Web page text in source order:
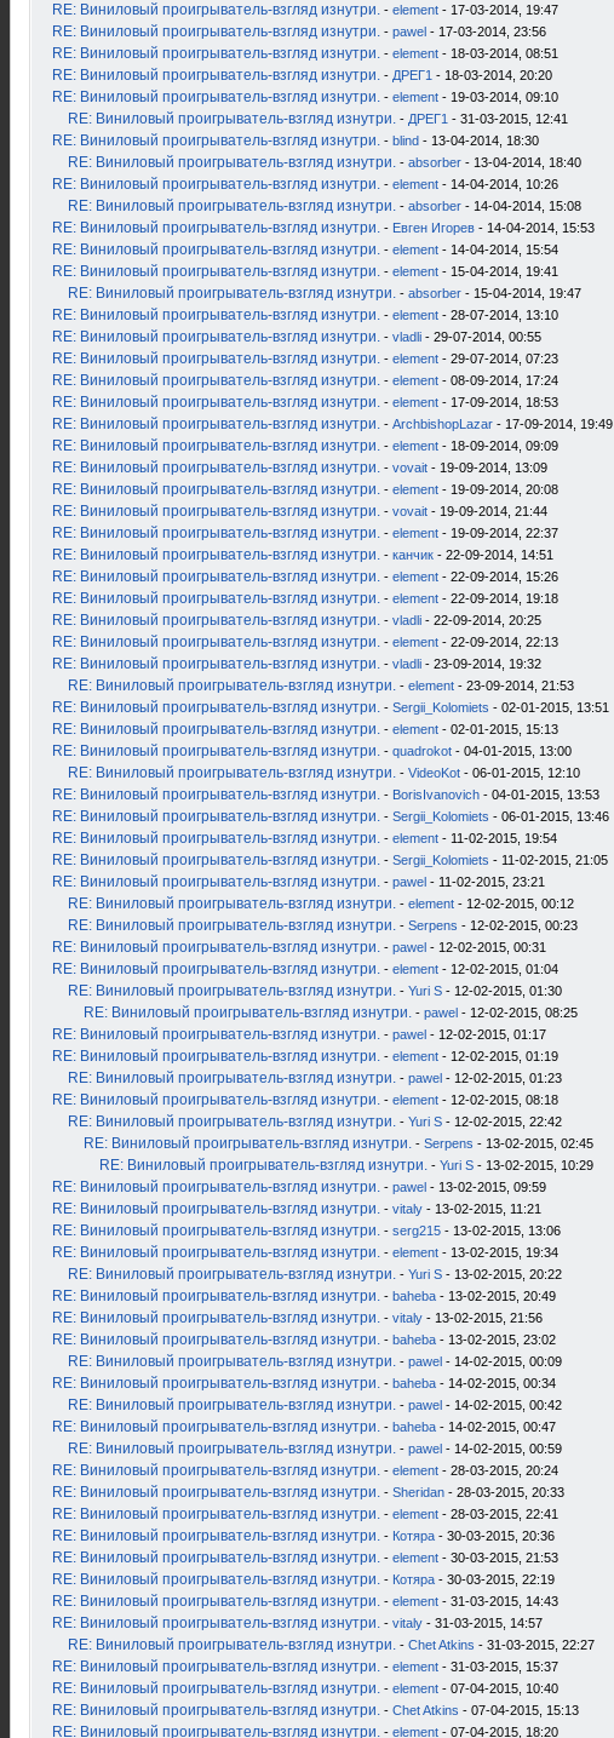
RE: Виниловый проигрыватель-взгляд изнутри. - element - 17-03-2014, 19:47
RE: Виниловый проигрыватель-взгляд изнутри. - pawel - 17-03-2014, 23:56
RE: Виниловый проигрыватель-взгляд изнутри. - element - 18-03-2014, 08:51
RE: Виниловый проигрыватель-взгляд изнутри. - ДРЕГ1 - 18-03-2014, 20:20
RE: Виниловый проигрыватель-взгляд изнутри. - element - 19-03-2014, 09:10
RE: Виниловый проигрыватель-взгляд изнутри. - ДРЕГ1 - 31-03-2015, 12:41
RE: Виниловый проигрыватель-взгляд изнутри. - blind - 13-04-2014, 18:30
RE: Виниловый проигрыватель-взгляд изнутри. - absorber - 13-04-2014, 18:40
RE: Виниловый проигрыватель-взгляд изнутри. - element - 14-04-2014, 10:26
RE: Виниловый проигрыватель-взгляд изнутри. - absorber - 14-04-2014, 15:08
RE: Виниловый проигрыватель-взгляд изнутри. - Евген Игорев - 14-04-2014, 15:53
RE: Виниловый проигрыватель-взгляд изнутри. - element - 14-04-2014, 15:54
RE: Виниловый проигрыватель-взгляд изнутри. - element - 15-04-2014, 19:41
RE: Виниловый проигрыватель-взгляд изнутри. - absorber - 15-04-2014, 19:47
RE: Виниловый проигрыватель-взгляд изнутри. - element - 28-07-2014, 13:10
RE: Виниловый проигрыватель-взгляд изнутри. - vladli - 29-07-2014, 00:55
RE: Виниловый проигрыватель-взгляд изнутри. - element - 29-07-2014, 07:23
RE: Виниловый проигрыватель-взгляд изнутри. - element - 08-09-2014, 17:24
RE: Виниловый проигрыватель-взгляд изнутри. - element - 17-09-2014, 18:53
RE: Виниловый проигрыватель-взгляд изнутри. - ArchbishopLazar - 17-09-2014, 19:49
RE: Виниловый проигрыватель-взгляд изнутри. - element - 18-09-2014, 09:09
RE: Виниловый проигрыватель-взгляд изнутри. - vovait - 19-09-2014, 13:09
RE: Виниловый проигрыватель-взгляд изнутри. - element - 19-09-2014, 20:08
RE: Виниловый проигрыватель-взгляд изнутри. - vovait - 19-09-2014, 21:44
RE: Виниловый проигрыватель-взгляд изнутри. - element - 19-09-2014, 22:37
RE: Виниловый проигрыватель-взгляд изнутри. - канчик - 22-09-2014, 14:51
RE: Виниловый проигрыватель-взгляд изнутри. - element - 22-09-2014, 15:26
RE: Виниловый проигрыватель-взгляд изнутри. - element - 22-09-2014, 19:18
RE: Виниловый проигрыватель-взгляд изнутри. - vladli - 22-09-2014, 20:25
RE: Виниловый проигрыватель-взгляд изнутри. - element - 22-09-2014, 22:13
RE: Виниловый проигрыватель-взгляд изнутри. - vladli - 23-09-2014, 19:32
RE: Виниловый проигрыватель-взгляд изнутри. - element - 23-09-2014, 21:53
RE: Виниловый проигрыватель-взгляд изнутри. - Sergii_Kolomiets - 02-01-2015, 13:51
RE: Виниловый проигрыватель-взгляд изнутри. - element - 02-01-2015, 15:13
RE: Виниловый проигрыватель-взгляд изнутри. - quadrokot - 04-01-2015, 13:00
RE: Виниловый проигрыватель-взгляд изнутри. - VideoKot - 06-01-2015, 12:10
RE: Виниловый проигрыватель-взгляд изнутри. - BorisIvanovich - 04-01-2015, 13:53
RE: Виниловый проигрыватель-взгляд изнутри. - Sergii_Kolomiets - 06-01-2015, 13:46
RE: Виниловый проигрыватель-взгляд изнутри. - element - 11-02-2015, 19:54
RE: Виниловый проигрыватель-взгляд изнутри. - Sergii_Kolomiets - 11-02-2015, 21:05
RE: Виниловый проигрыватель-взгляд изнутри. - pawel - 11-02-2015, 23:21
RE: Виниловый проигрыватель-взгляд изнутри. - element - 12-02-2015, 00:12
RE: Виниловый проигрыватель-взгляд изнутри. - Serpens - 12-02-2015, 00:23
RE: Виниловый проигрыватель-взгляд изнутри. - pawel - 12-02-2015, 00:31
RE: Виниловый проигрыватель-взгляд изнутри. - element - 12-02-2015, 01:04
RE: Виниловый проигрыватель-взгляд изнутри. - Yuri S - 12-02-2015, 01:30
RE: Виниловый проигрыватель-взгляд изнутри. - pawel - 12-02-2015, 08:25
RE: Виниловый проигрыватель-взгляд изнутри. - pawel - 12-02-2015, 01:17
RE: Виниловый проигрыватель-взгляд изнутри. - element - 12-02-2015, 01:19
RE: Виниловый проигрыватель-взгляд изнутри. - pawel - 12-02-2015, 01:23
RE: Виниловый проигрыватель-взгляд изнутри. - element - 12-02-2015, 08:18
RE: Виниловый проигрыватель-взгляд изнутри. - Yuri S - 12-02-2015, 22:42
RE: Виниловый проигрыватель-взгляд изнутри. - Serpens - 13-02-2015, 02:45
RE: Виниловый проигрыватель-взгляд изнутри. - Yuri S - 13-02-2015, 10:29
RE: Виниловый проигрыватель-взгляд изнутри. - pawel - 13-02-2015, 09:59
RE: Виниловый проигрыватель-взгляд изнутри. - vitaly - 13-02-2015, 11:21
RE: Виниловый проигрыватель-взгляд изнутри. - serg215 - 13-02-2015, 13:06
RE: Виниловый проигрыватель-взгляд изнутри. - element - 13-02-2015, 19:34
RE: Виниловый проигрыватель-взгляд изнутри. - Yuri S - 13-02-2015, 20:22
RE: Виниловый проигрыватель-взгляд изнутри. - baheba - 13-02-2015, 20:49
RE: Виниловый проигрыватель-взгляд изнутри. - vitaly - 13-02-2015, 21:56
RE: Виниловый проигрыватель-взгляд изнутри. - baheba - 13-02-2015, 23:02
RE: Виниловый проигрыватель-взгляд изнутри. - pawel - 14-02-2015, 00:09
RE: Виниловый проигрыватель-взгляд изнутри. - baheba - 14-02-2015, 00:34
RE: Виниловый проигрыватель-взгляд изнутри. - pawel - 14-02-2015, 00:42
RE: Виниловый проигрыватель-взгляд изнутри. - baheba - 14-02-2015, 00:47
RE: Виниловый проигрыватель-взгляд изнутри. - pawel - 14-02-2015, 00:59
RE: Виниловый проигрыватель-взгляд изнутри. - element - 28-03-2015, 20:24
RE: Виниловый проигрыватель-взгляд изнутри. - Sheridan - 28-03-2015, 20:33
RE: Виниловый проигрыватель-взгляд изнутри. - element - 28-03-2015, 22:41
RE: Виниловый проигрыватель-взгляд изнутри. - Котяра - 30-03-2015, 20:36
RE: Виниловый проигрыватель-взгляд изнутри. - element - 30-03-2015, 21:53
RE: Виниловый проигрыватель-взгляд изнутри. - Котяра - 30-03-2015, 22:19
RE: Виниловый проигрыватель-взгляд изнутри. - element - 31-03-2015, 14:43
RE: Виниловый проигрыватель-взгляд изнутри. - vitaly - 31-03-2015, 14:57
RE: Виниловый проигрыватель-взгляд изнутри. - Chet Atkins - 31-03-2015, 22:27
RE: Виниловый проигрыватель-взгляд изнутри. - element - 31-03-2015, 15:37
RE: Виниловый проигрыватель-взгляд изнутри. - element - 07-04-2015, 10:40
RE: Виниловый проигрыватель-взгляд изнутри. - Chet Atkins - 07-04-2015, 15:13
RE: Виниловый проигрыватель-взгляд изнутри. - element - 07-04-2015, 18:20